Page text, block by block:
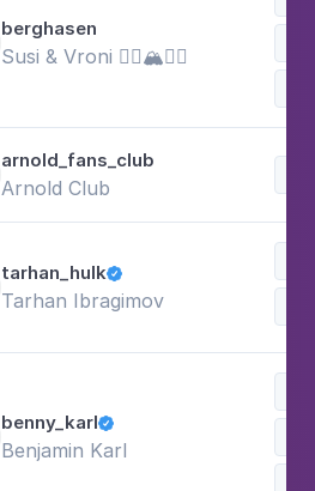
berghasen
Susi & Vroni 🧗‍♂️🏔🏃‍♀️
arnold_fans_club
Arnold Club
tarhan_hulk
Tarhan Ibragimov
benny_karl
Benjamin Karl